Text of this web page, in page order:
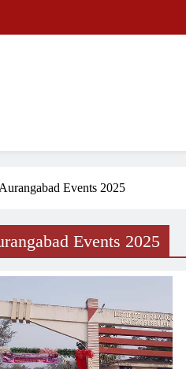
NEWS
Aurangabad Events 2025
Events 2025